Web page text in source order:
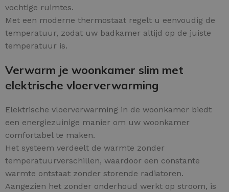
vochtige ruimtes.
Met een moderne thermostaat regelt u eenvoudig de
temperatuur, zodat uw badkamer altijd op de juiste
temperatuur is.
Verwarm je woonkamer slim met
elektrische vloerverwarming
Elektrische vloerverwarming in de woonkamer biedt
een energiezuinige manier om uw woonkamer
comfortabel te maken.
Het systeem verdeelt de warmte zonder
temperatuurverschillen, waardoor een constante
warmte ontstaat zonder storende radiatoren.
Aangezien het zonder onderhoud werkt op stroom, is